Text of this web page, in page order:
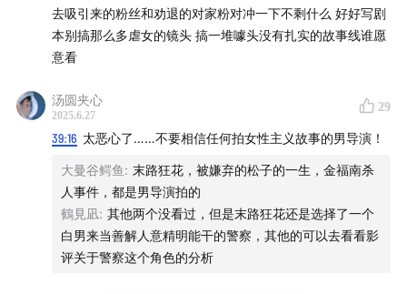
去吸引来的粉丝和劝退的对家粉对冲一下不剩什么 好好写剧
本别搞那么多虐女的镜头 搞一堆噱头没有扎实的故事线谁愿
意看
汤圆夹心
2025.6.27
29
39:16 太恶心了……不要相信任何拍女性主义故事的男导演！
大曼谷鳄鱼 : 末路狂花，被嫌弃的松子的一生，金福南杀
人事件，都是男导演拍的
鶴見凪: 其他两个没看过，但是末路狂花还是选择了一个
白男来当善解人意精明能干的警察，其他的可以去看看影
评关于警察这个角色的分析